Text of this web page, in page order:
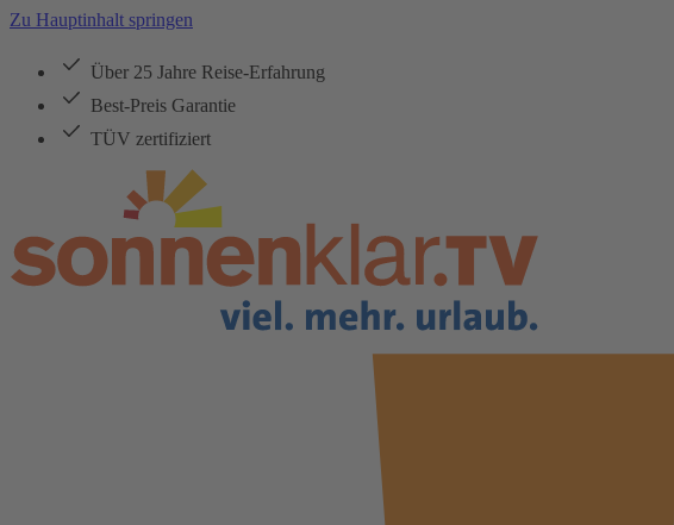
Zu Hauptinhalt springen
Über 25 Jahre Reise-Erfahrung
Best-Preis Garantie
TÜV zertifiziert